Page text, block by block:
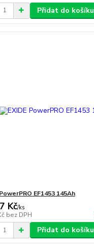
Přidat do košíku
EF1453 145Ah
Kč/ks
bez DPH
Přidat do košíku